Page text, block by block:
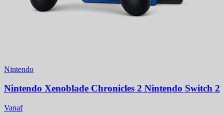
Nintendo
Nintendo Xenoblade Chronicles 2 Nintendo Switch 2
Vanaf